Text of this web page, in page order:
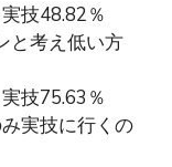
技48.82％
と考え低い方
技75.63％
実技に行くの